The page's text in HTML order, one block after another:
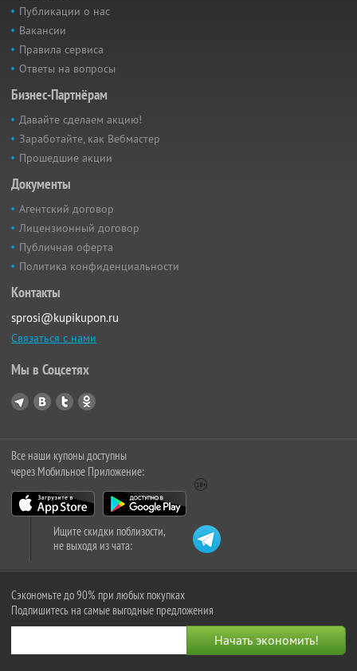
Публикации о нас
Вакансии
Правила сервиса
Ответы на вопросы
Бизнес-Партнёрам
Давайте сделаем акцию!
Заработайте, как Вебмастер
Прошедшие акции
Документы
Агентский договор
Лицензионный договор
Публичная оферта
Политика конфиденциальности
Контакты
sprosi@kupikupon.ru
Связаться с нами
Мы в Соцсетях
Все наши купоны доступны
через Мобильное Приложение:
Ищите скидки поблизости,
не выходя из чата:
Сэкономьте до 90% при любых покупках
Подпишитесь на самые выгодные предложения